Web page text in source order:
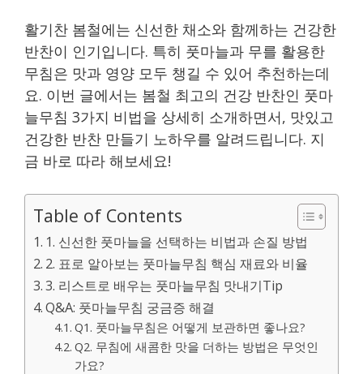
활기찬 봄철에는 신선한 채소와 함께하는 건강한
반찬이 인기입니다. 특히 풋마늘과 무를 활용한
무침은 맛과 영양 모두 챙길 수 있어 추천하는데
요. 이번 글에서는 봄철 최고의 건강 반찬인 풋마
늘무침 3가지 비법을 상세히 소개하면서, 맛있고
건강한 반찬 만들기 노하우를 알려드립니다. 지
금 바로 따라 해보세요!
Table of Contents
1. 신선한 풋마늘을 선택하는 비법과 손질 방법
2. 표로 알아보는 풋마늘무침 핵심 재료와 비율
3. 리스트로 배우는 풋마늘무침 맛내기Tip
Q&A: 풋마늘무침 궁금증 해결
Q1. 풋마늘무침은 어떻게 보관하면 좋나요?
Q2. 무침에 새콤한 맛을 더하는 방법은 무엇인
가요?